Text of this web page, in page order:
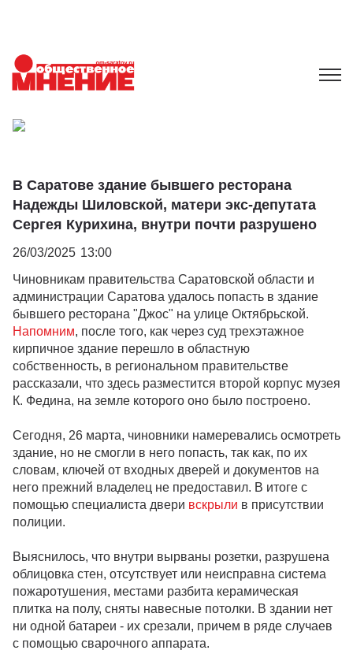
В Саратове здание бывшего ресторана
Надежды Шиловской, матери экс-депутата
Сергея Курихина, внутри почти разрушено
26/03/2025 13:00
Чиновникам правительства Саратовской области и
администрации Саратова удалось попасть в здание
бывшего ресторана "Джос" на улице Октябрьской.
Напомним, после того, как через суд трехэтажное
кирпичное здание перешло в областную
собственность, в региональном правительстве
рассказали, что здесь разместится второй корпус музея
К. Федина, на земле которого оно было построено.
Сегодня, 26 марта, чиновники намеревались осмотреть
здание, но не смогли в него попасть, так как, по их
словам, ключей от входных дверей и документов на
него прежний владелец не предоставил. В итоге с
помощью специалиста двери вскрыли в присутствии
полиции.
Выяснилось, что внутри вырваны розетки, разрушена
облицовка стен, отсутствует или неисправна система
пожаротушения, местами разбита керамическая
плитка на полу, сняты навесные потолки. В здании нет
ни одной батареи - их срезали, причем в ряде случаев
с помощью сварочного аппарата.